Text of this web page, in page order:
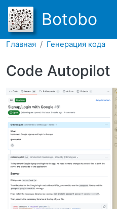
Botobo
Главная Генерация кода
Code Autopilot